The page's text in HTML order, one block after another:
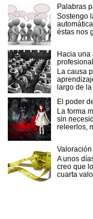
Palabras
Sostengo
éstas nos
Hacia
La causa
largo de la
El poder
La forma
sin
releerlos,
A unos
creo que
cuarta